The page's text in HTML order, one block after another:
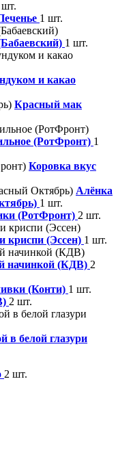
шт.
1 шт.
1 шт.
и какао
Красный мак
(РотФронт) 1
Коровка вкус
Алёнка
1 шт.
(РотФронт) 2 шт.
криспи (Эссен) 1 шт.
начинкой (КДВ) 2
(Конти) 1 шт.
2 шт.
в белой глазури
2 шт.